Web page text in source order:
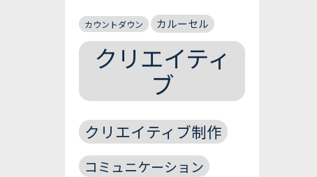
カウントダウン カルーセル
クリエイティ
ブ
クリエイティブ制作
コミュニケーション